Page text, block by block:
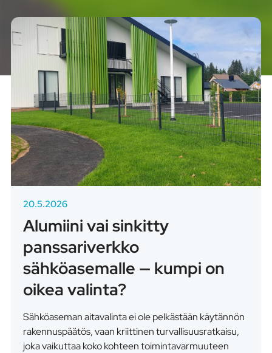
20.5.2026
Alumiini vai sinkitty
panssariverkko
sähköasemalle — kumpi on
oikea valinta?
Sähköaseman aitavalinta ei ole pelkästään käytännön
rakennuspäätös, vaan kriittinen turvallisuusratkaisu,
joka vaikuttaa koko kohteen toimintavarmuuteen